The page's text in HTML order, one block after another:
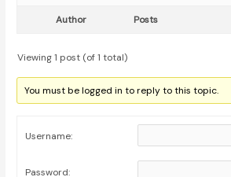
Author Posts
Viewing 1 post (of 1 total)
You must be logged in to reply to this topic.
Username:
Password: